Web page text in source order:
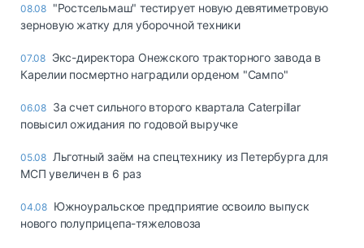
08.08 "Ростсельмаш" тестирует новую девятиметровую
зерновую жатку для уборочной техники
07.08 Экс-директора Онежского тракторного завода в
Карелии посмертно наградили орденом "Сампо"
06.08 За счет сильного второго квартала Caterpillar
повысил ожидания по годовой выручке
05.08 Льготный заём на спецтехнику из Петербурга для
МСП увеличен в 6 раз
04.08 Южноуральское предприятие освоило выпуск
нового полуприцепа-тяжеловоза